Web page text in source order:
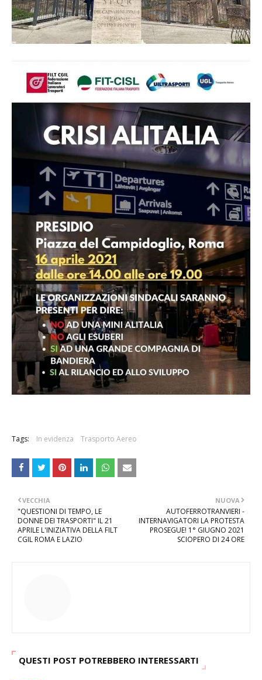
Tags: In evidenza Trasporto Aereo
NUOVA
AUTOFERROTRANVIERI -
INTERNAVIGATORI LA PROTESTA
PROSEGUE! 1° GIUGNO 2021
SCIOPERO DI 24 ORE
VECCHIA
"QUESTIONI DI TEMPO, LE
DONNE DEI TRASPORTI" IL 21
APRILE L'INIZIATIVA DELLA FILT
CGIL ROMA E LAZIO
QUESTI POST POTREBBERO INTERESSARTI